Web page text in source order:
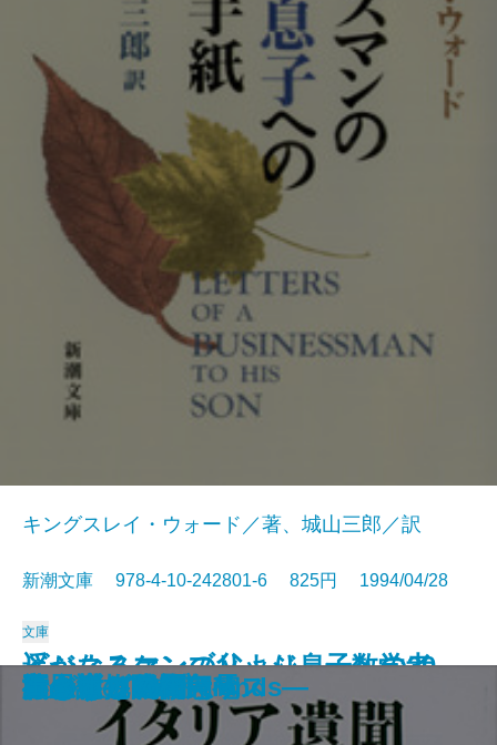
ハツカネズミと人間
人生の親戚
橋のない川 七
鳥人計画
幽霊屋敷の電話番
つねならぬ話
遥かなるケンブリッジ―一数学者
のイギリス―
色彩の息子
きらきらひかる
ビジネスマンの父より息子への30
通の手紙
キングスレイ・ウォード／著、城山三郎／訳
新潮文庫 978-4-10-242801-6 825円 1994/04/28
文庫
イタリア遺聞
旅のラゴス
夜の樹
不思議の国のアリス
わが性と生
夏の庭―The Friends―
いもうと物語
黄金を抱いて翔べ
エトロフ発緊急電
行きずりの街